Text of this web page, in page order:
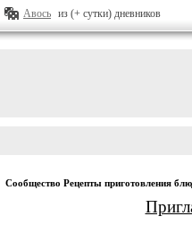
Авось из (+ сутки) дневников
Сообщество Рецепты приготовления